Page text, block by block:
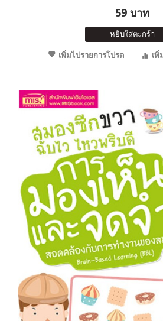
59 บาท
หยิบใส่ตะกร้า
เพิ่มไปรายการโปรด
เพิ่